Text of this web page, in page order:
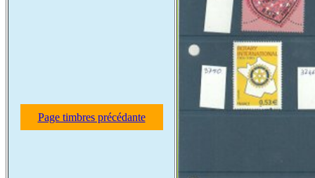
Page timbres précédante